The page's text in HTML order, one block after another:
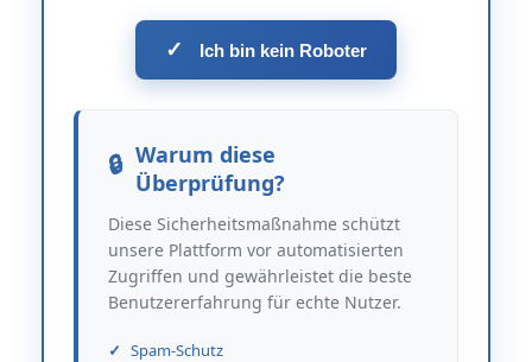
✓ Ich bin kein Roboter
Warum diese
Überprüfung?
Diese Sicherheitsmaßnahme schützt
unsere Plattform vor automatisierten
Zugriffen und gewährleistet die beste
Benutzererfahrung für echte Nutzer.
Spam-Schutz